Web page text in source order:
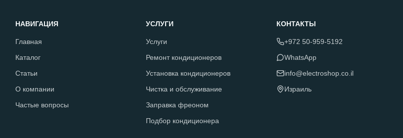
НАВИГАЦИЯ
Главная
Каталог
Статьи
О компании
Частые вопросы
УСЛУГИ
Услуги
Ремонт кондиционеров
Установка кондиционеров
Чистка и обслуживание
Заправка фреоном
Подбор кондиционера
КОНТАКТЫ
+972 50-959-5192
WhatsApp
info@electroshop.co.il
Израиль